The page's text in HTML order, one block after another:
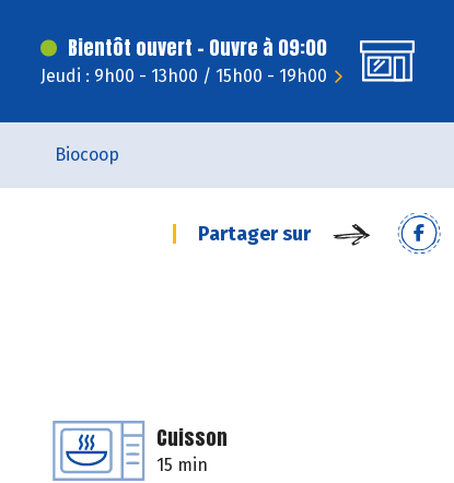
Bientôt ouvert - Ouvre à 09:00
Jeudi : 9h00 - 13h00 / 15h00 - 19h00
Biocoop
Partager sur
Cuisson
15 min